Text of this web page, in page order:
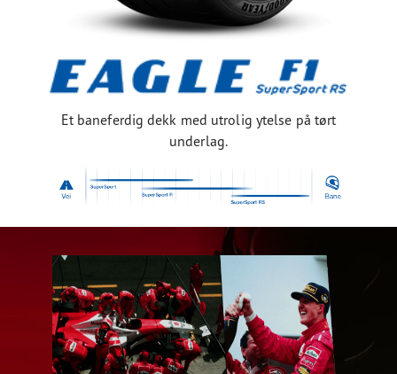
Et baneferdig dekk med utrolig ytelse på tørt
underlag.